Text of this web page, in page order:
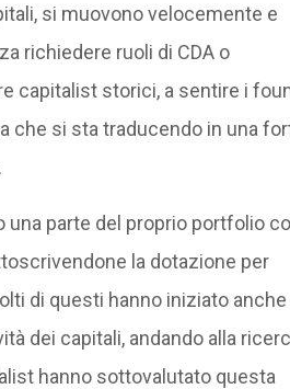
si muovono velocemente e
richiedere ruoli di CDA o
capitalist storici, a sentire i
che si sta traducendo in una
parte del proprio portfolio
la dotazione per
di questi hanno iniziato anche
dei capitali, andando alla
hanno sottovalutato questa